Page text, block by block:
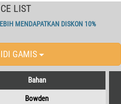
LIST
MENDAPATKAN DISKON 10%
GAMIS
Bahan
Bowden